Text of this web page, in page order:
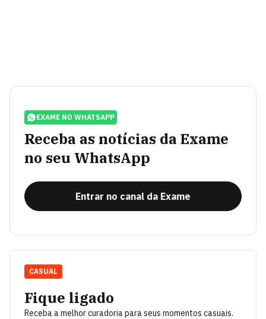
EXAME NO WHATSAPP
Receba as notícias da Exame
no seu WhatsApp
Entrar no canal da Exame
Fique ligado
Receba a melhor curadoria para seus momentos casuais.
CASUAL